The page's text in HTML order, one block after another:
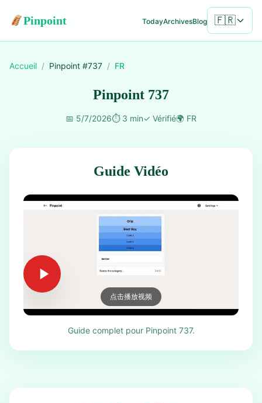
Pinpoint TodayArchivesBlog 🇫🇷
Accueil / Pinpoint #737 / FR
Pinpoint 737
📅 5/7/2026⏱️ 3 min✓ Vérifié🌍 FR
Guide Vidéo
点击播放视频
Guide complet pour Pinpoint 737.